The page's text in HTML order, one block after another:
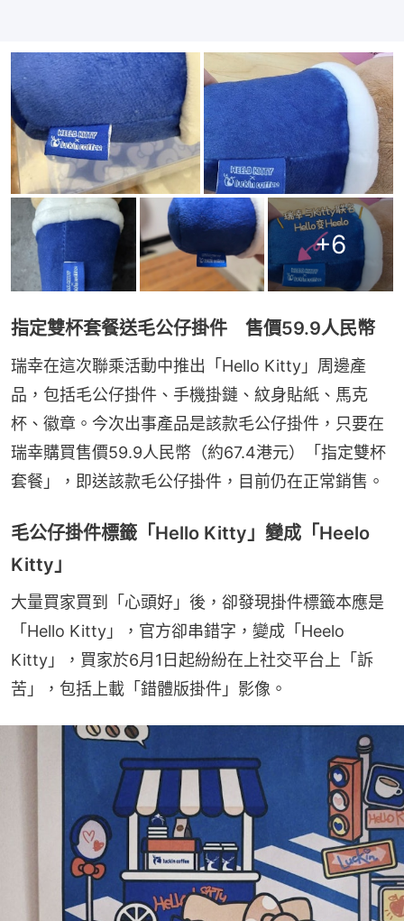
+6
指定雙杯套餐送毛公仔掛件 售價59.9人民幣
瑞幸在這次聯乘活動中推出「Hello Kitty」周邊產
品，包括毛公仔掛件、手機掛鏈、紋身貼紙、馬克
杯、徽章。今次出事產品是該款毛公仔掛件，只要在
瑞幸購買售價59.9人民幣（約67.4港元）「指定雙杯
套餐」，即送該款毛公仔掛件，目前仍在正常銷售。
毛公仔掛件標籤「Hello Kitty」變成「Heelo
Kitty」
大量買家買到「心頭好」後，卻發現掛件標籤本應是
「Hello Kitty」，官方卻串錯字，變成「Heelo
Kitty」，買家於6月1日起紛紛在上社交平台上「訴
苦」，包括上載「錯體版掛件」影像。